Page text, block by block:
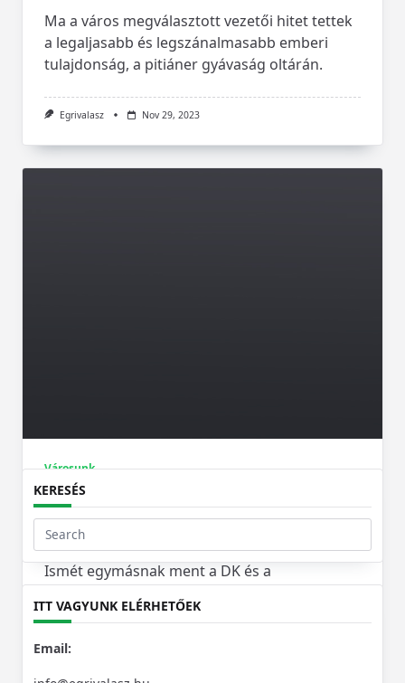
Ma a város megválasztott vezetői hitet tettek
a legaljasabb és legszánalmasabb emberi
tulajdonság, a pitiáner gyávaság oltárán.
Egrivalasz Nov 29, 2023
Városunk
Ilyen nincs: lemásolta képviselőtársa
előterjesztését, majd beadta saját neve
alatt az alpolgármester
Ismét egymásnak ment a DK és a
városvezetés akksigyár-ügyben, ezúttal egy
előterjesztést sikerült lenyúlnia a
KERESÉS
Search
for:
ITT VAGYUNK ELÉRHETŐEK
Email: